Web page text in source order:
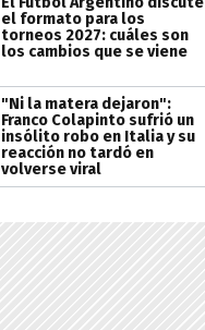
el formato para los
torneos 2027: cuáles son
los cambios que se viene
"Ni la matera dejaron":
Franco Colapinto sufrió un
insólito robo en Italia y su
reacción no tardó en
volverse viral